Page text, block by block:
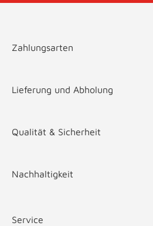
Zahlungsarten
Lieferung und Abholung
Qualität & Sicherheit
Nachhaltigkeit
Service